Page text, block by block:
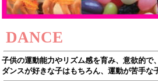
DANCE
子供の運動能力やリズム感を育み、意欲的
ダンスが好きな子はもちろん、運動が苦手な